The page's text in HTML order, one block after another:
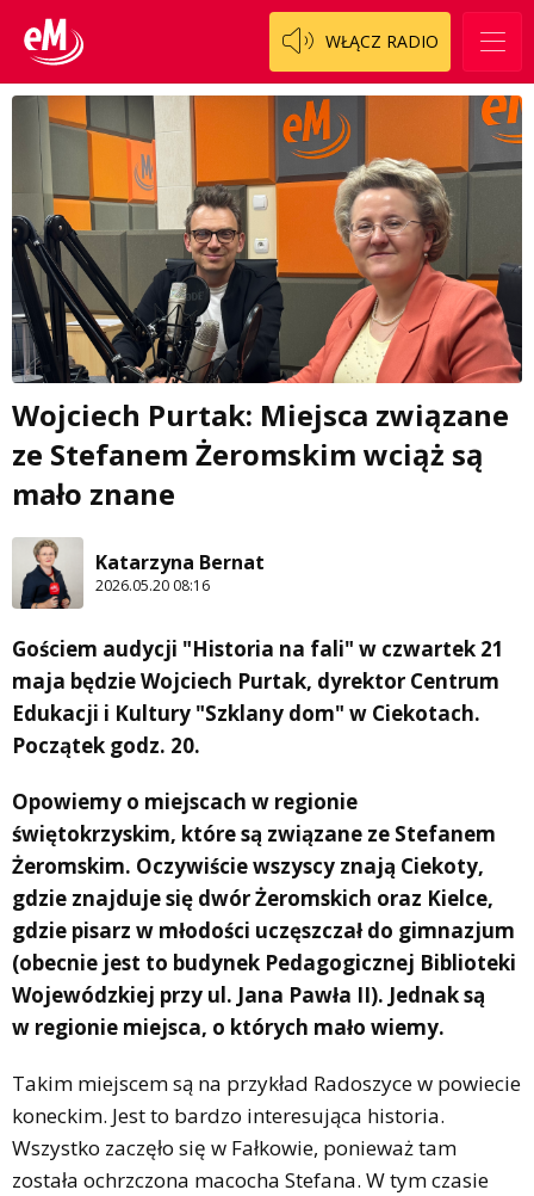
WŁĄCZ RADIO
Wojciech Purtak: Miejsca związane
ze Stefanem Żeromskim wciąż są
mało znane
Katarzyna Bernat
2026.05.20 08:16
Gościem audycji "Historia na fali" w czwartek 21
maja będzie Wojciech Purtak, dyrektor Centrum
Edukacji i Kultury "Szklany dom" w Ciekotach.
Początek godz. 20.
Opowiemy o miejscach w regionie
świętokrzyskim, które są związane ze Stefanem
Żeromskim. Oczywiście wszyscy znają Ciekoty,
gdzie znajduje się dwór Żeromskich oraz Kielce,
gdzie pisarz w młodości uczęszczał do gimnazjum
(obecnie jest to budynek Pedagogicznej Biblioteki
Wojewódzkiej przy ul. Jana Pawła II). Jednak są
w regionie miejsca, o których mało wiemy.
Takim miejscem są na przykład Radoszyce w powiecie
koneckim. Jest to bardzo interesująca historia.
Wszystko zaczęło się w Fałkowie, ponieważ tam
została ochrzczona macocha Stefana. W tym czasie